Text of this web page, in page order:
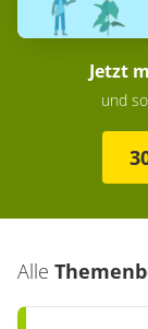
Jetzt
und
Alle